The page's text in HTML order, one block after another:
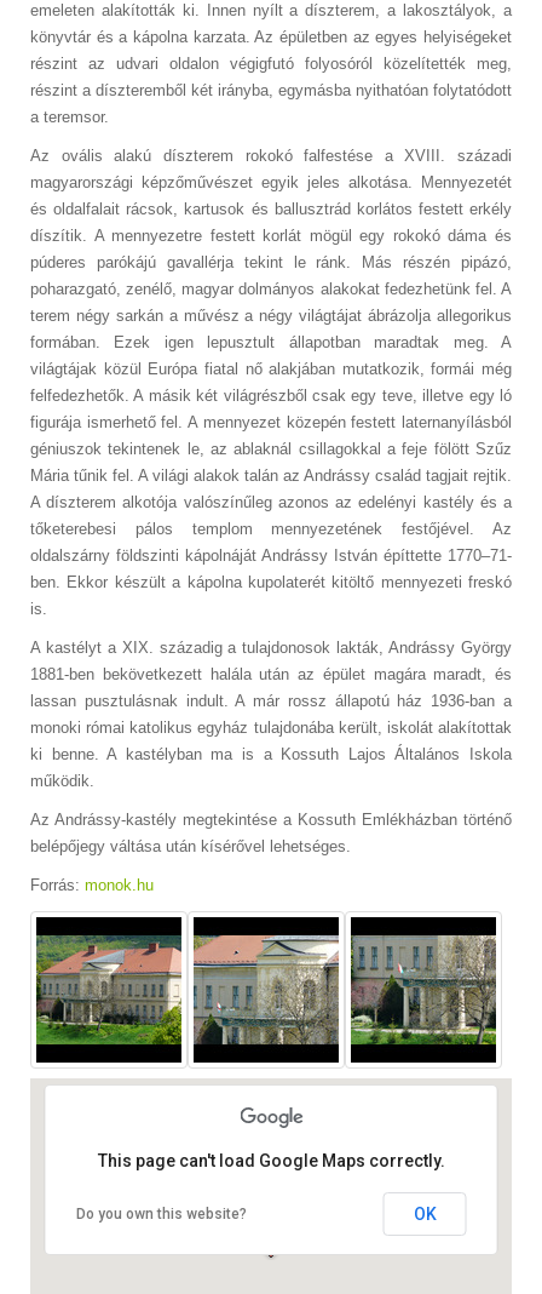
emeleten alakították ki. Innen nyílt a díszterem, a lakosztályok, a
könyvtár és a kápolna karzata. Az épületben az egyes helyiségeket
részint az udvari oldalon végigfutó folyosóról közelítették meg,
részint a díszteremből két irányba, egymásba nyithatóan folytatódott
a teremsor.
Az ovális alakú díszterem rokokó falfestése a XVIII. századi
magyarországi képzőművészet egyik jeles alkotása. Mennyezetét
és oldalfalait rácsok, kartusok és ballusztrád korlátos festett erkély
díszítik. A mennyezetre festett korlát mögül egy rokokó dáma és
púderes parókájú gavallérja tekint le ránk. Más részén pipázó,
poharazgató, zenélő, magyar dolmányos alakokat fedezhetünk fel. A
terem négy sarkán a művész a négy világtájat ábrázolja allegorikus
formában. Ezek igen lepusztult állapotban maradtak meg. A
világtájak közül Európa fiatal nő alakjában mutatkozik, formái még
felfedezhetők. A másik két világrészből csak egy teve, illetve egy ló
figurája ismerhető fel. A mennyezet közepén festett laternanyílásból
géniuszok tekintenek le, az ablaknál csillagokkal a feje fölött Szűz
Mária tűnik fel. A világi alakok talán az Andrássy család tagjait rejtik.
A díszterem alkotója valószínűleg azonos az edelényi kastély és a
tőketerebesi pálos templom mennyezetének festőjével. Az
oldalszárny földszinti kápolnáját Andrássy István építtette 1770–71-
ben. Ekkor készült a kápolna kupolaterét kitöltő mennyezeti freskó
is.
A kastélyt a XIX. századig a tulajdonosok lakták, Andrássy György
1881-ben bekövetkezett halála után az épület magára maradt, és
lassan pusztulásnak indult. A már rossz állapotú ház 1936-ban a
monoki római katolikus egyház tulajdonába került, iskolát alakítottak
ki benne. A kastélyban ma is a Kossuth Lajos Általános Iskola
működik.
Az Andrássy-kastély megtekintése a Kossuth Emlékházban történő
belépőjegy váltása után kísérővel lehetséges.
Forrás: monok.hu
This page can't load Google Maps correctly.
Do you own this website? OK